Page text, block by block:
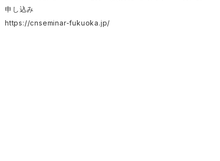
申し込み
https://cnseminar-fukuoka.jp/